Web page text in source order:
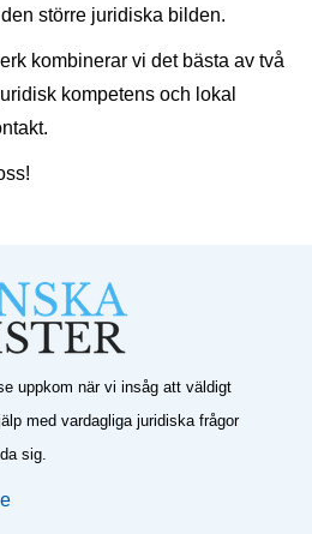
större juridiska bilden.
kombinerar vi det bästa av två
kompetens och lokal
uppkom när vi insåg att väldigt
med vardagliga juridiska frågor
sig.